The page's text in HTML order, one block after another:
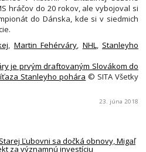
hráčov do 20 rokov, ale vybojoval si
do Dánska, kde si v siedmich
, Martin Fehérváry, NHL, Stanleyho
je prvým draftovaným Slovákom do
Stanleyho pohára © SITA Všetky
23. júna 2018
Ľubovni sa dočká obnovy, Migaľ
za významnú investíciu